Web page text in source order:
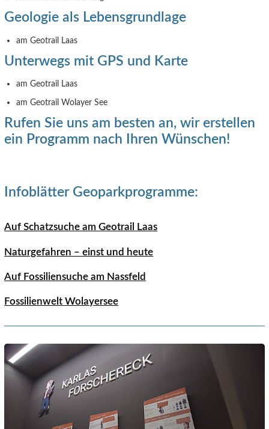
Geologie als Lebensgrundlage
am Geotrail Laas
Unterwegs mit GPS und Karte
am Geotrail Laas
am Geotrail Wolayer See
Rufen Sie uns am besten an, wir erstellen
ein Programm nach Ihren Wünschen!
Infoblätter Geoparkprogramme:
Auf Schatzsuche am Geotrail Laas
Naturgefahren – einst und heute
Auf Fossiliensuche am Nassfeld
Fossilienwelt Wolayersee